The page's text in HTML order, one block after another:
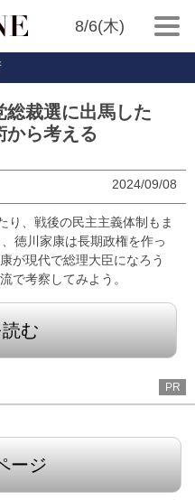
8/6(木)
総裁選に出馬した
から考える
2024/09/08
り、戦後の民主主義体制もま
徳川家康は長期政権を作っ
が現代で総理大臣になろう
で考察してみよう。
む
PR
ージ